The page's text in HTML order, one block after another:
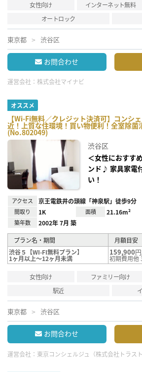
女性向け インターネット無料
オートロック
東京都 渋谷区
お問合わせ
運営会社： 株式会社マイナビ
オススメ
【Wi-Fi無料／クレジット決済可】コンシ
近！上質な住環境！買い物便利！全室除菌
(No.802049)
渋谷区
＜女性におすす
ンド♪ 家具家電
い！
アクセス 京王電鉄井の頭線「神泉駅」徒歩9分
間取り 1K 面積 21.16m²
築年数 2002年 7月 築
プラン名・期間
月額目安
渋谷５【WI-FI無料プラン】
1ヶ月以上～12ヶ月未満
159,900
初期費用他
女性向け ファミリー向け
駅近
東京都 渋谷区
お問合わせ
運営会社： 東京コンシェルジュ（株式会社トラス